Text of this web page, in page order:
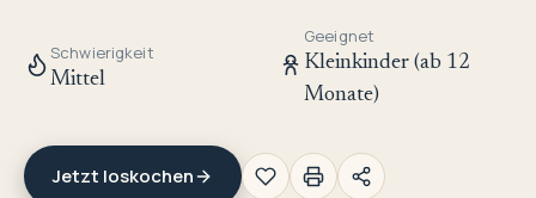
Schwierigkeit
Mittel
Geeignet
Kleinkinder (ab 12
Monate)
Jetzt loskochen